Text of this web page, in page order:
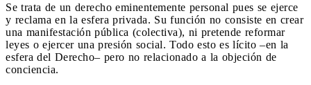
Se trata de un derecho eminentemente personal pues se ejerce
y reclama en la esfera privada. Su función no consiste en crear
una manifestación pública (colectiva), ni pretende reformar
leyes o ejercer una presión social. Todo esto es lícito –en la
esfera del Derecho– pero no relacionado a la objeción de
conciencia.